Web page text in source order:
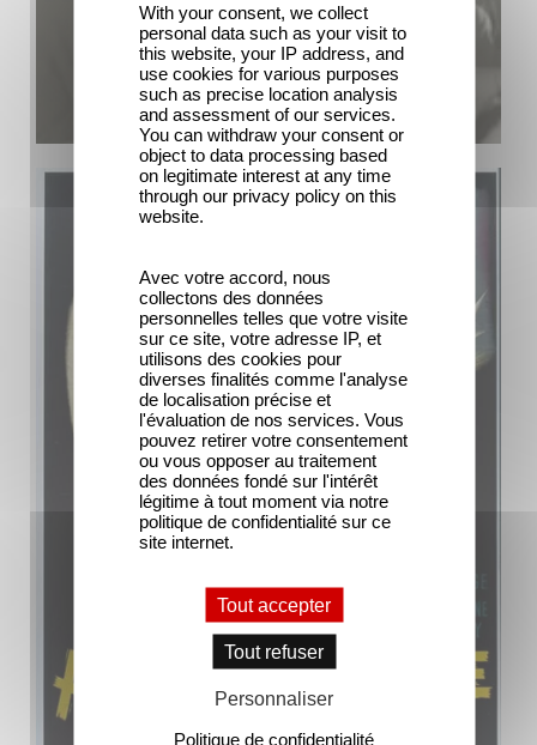
With your consent, we collect
personal data such as your visit to
this website, your IP address, and
use cookies for various purposes
such as precise location analysis
and assessment of our services.
You can withdraw your consent or
object to data processing based
on legitimate interest at any time
through our privacy policy on this
website.
Avec votre accord, nous
collectons des données
personnelles telles que votre visite
sur ce site, votre adresse IP, et
utilisons des cookies pour
diverses finalités comme l'analyse
de localisation précise et
l'évaluation de nos services. Vous
pouvez retirer votre consentement
ou vous opposer au traitement
des données fondé sur l'intérêt
légitime à tout moment via notre
politique de confidentialité sur ce
site internet.
Tout accepter
Tout refuser
Personnaliser
Politique de confidentialité